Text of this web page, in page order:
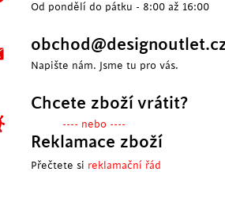
Od pondělí do pátku - 8:00 až 16:00
Napište nám. Jsme tu pro vás.
Chcete zboží vrátit?
---- nebo ----
Reklamace zboží
Přečtete si reklamační řád